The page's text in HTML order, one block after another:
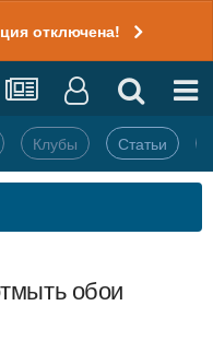
отключена!
Клубы Статьи
обои